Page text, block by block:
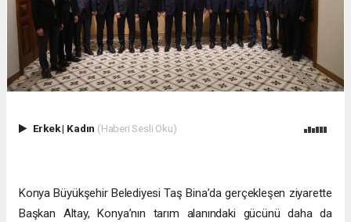
Erkek| Kadın (Haberi Sesli Oku)
Konya Büyükşehir Belediyesi Taş Bina’da gerçekleşen ziyarette
Başkan Altay, Konya’nın tarım alanındaki gücünü daha da